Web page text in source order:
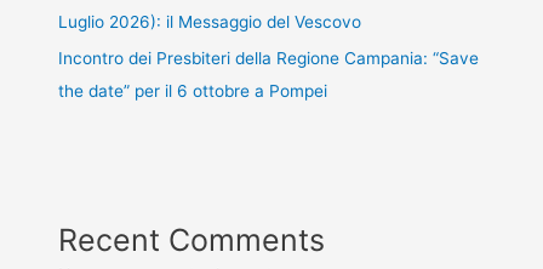
Luglio 2026): il Messaggio del Vescovo
Incontro dei Presbiteri della Regione Campania: “Save
the date” per il 6 ottobre a Pompei
Recent Comments